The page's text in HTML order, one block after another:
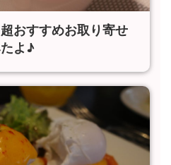
おすすめお取り寄せ
よ♪